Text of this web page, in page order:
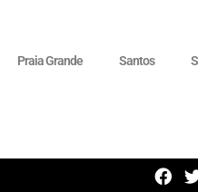
Praia Grande Santos